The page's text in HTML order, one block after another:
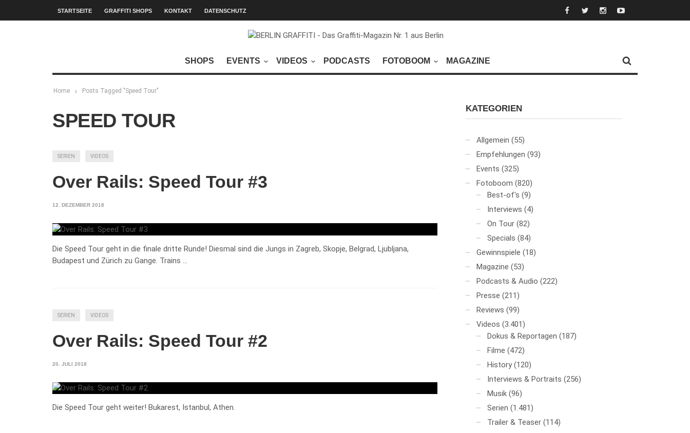
STARTSEITE GRAFFITI SHOPS KONTAKT DATENSCHUTZ
SHOPS EVENTS VIDEOS PODCASTS FOTOBOOM MAGAZINE
Home Posts Tagged "Speed Tour"
SPEED TOUR
SERIEN VIDEOS
Over Rails: Speed Tour #3
12. DEZEMBER 2018
Die Speed Tour geht in die finale dritte Runde! Diesmal sind die Jungs in Zagreb, Skopje, Belgrad, Ljubljana,
Budapest und Zürich zu Gange. Trains …
SERIEN VIDEOS
Over Rails: Speed Tour #2
20. JULI 2018
Die Speed Tour geht weiter! Bukarest, Istanbul, Athen.
KATEGORIEN
Allgemein (55)
Empfehlungen (93)
Events (325)
Fotoboom (820)
Best-of's (9)
Interviews (4)
On Tour (82)
Specials (84)
Gewinnspiele (18)
Magazine (53)
Podcasts & Audio (222)
Presse (211)
Reviews (99)
Videos (3.401)
Dokus & Reportagen (187)
Filme (472)
History (120)
Interviews & Portraits (256)
Musik (96)
Serien (1.481)
Trailer & Teaser (114)